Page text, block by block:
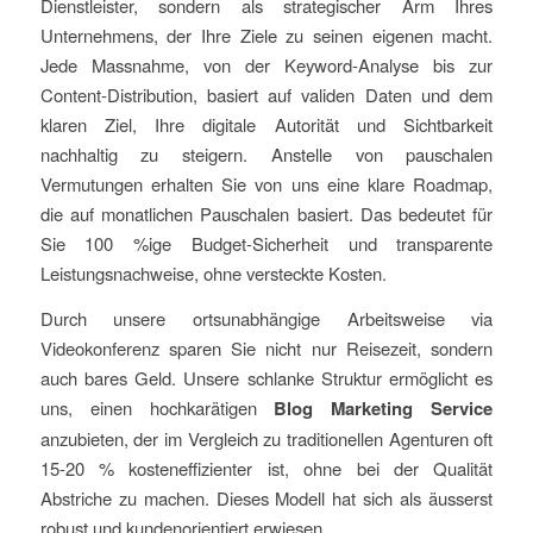
Dienstleister, sondern als strategischer Arm Ihres
Unternehmens, der Ihre Ziele zu seinen eigenen macht.
Jede Massnahme, von der Keyword-Analyse bis zur
Content-Distribution, basiert auf validen Daten und dem
klaren Ziel, Ihre digitale Autorität und Sichtbarkeit
nachhaltig zu steigern. Anstelle von pauschalen
Vermutungen erhalten Sie von uns eine klare Roadmap,
die auf monatlichen Pauschalen basiert. Das bedeutet für
Sie 100 %ige Budget-Sicherheit und transparente
Leistungsnachweise, ohne versteckte Kosten.
Durch unsere ortsunabhängige Arbeitsweise via
Videokonferenz sparen Sie nicht nur Reisezeit, sondern
auch bares Geld. Unsere schlanke Struktur ermöglicht es
uns, einen hochkarätigen Blog Marketing Service
anzubieten, der im Vergleich zu traditionellen Agenturen oft
15-20 % kosteneffizienter ist, ohne bei der Qualität
Abstriche zu machen. Dieses Modell hat sich als äusserst
robust und kundenorientiert erwiesen.